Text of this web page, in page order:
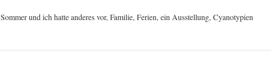
und ich hatte anderes vor, Familie, Ferien, ein Ausstellung, Cyanotypien